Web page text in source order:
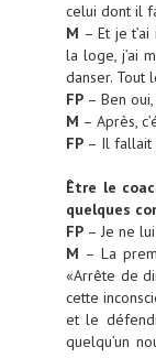
celui dont il
M – Et je
la loge, j’ai
danser. Tout
FP – Ben
M – Après,
FP – Il fallait
Être le
quelques
FP – Je ne
M – La
«Arrête de
cette
et le
quelqu’un